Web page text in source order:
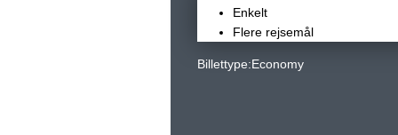
Enkelt
Flere rejsemål
Billettype:Economy